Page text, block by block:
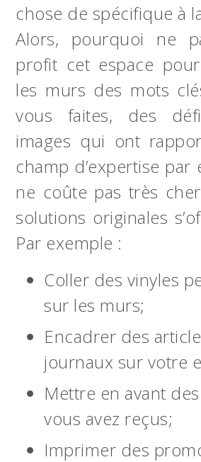
chose de spécifique à
Alors, pourquoi ne
profit cet espace
les murs des mots
vous faites, des
images qui ont
champ d’expertise par
ne coûte pas très
solutions originales
Par exemple :
Coller des vinyles
sur les murs;
Encadrer des
journaux sur votre
Mettre en avant
vous avez reçus;
Imprimer des